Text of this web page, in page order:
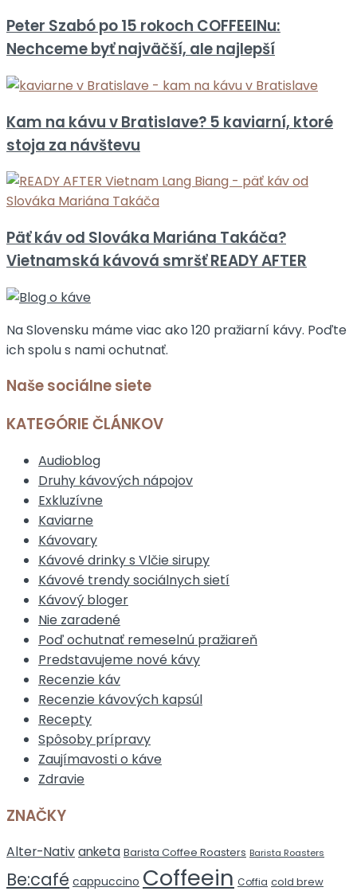
Peter Szabó po 15 rokoch COFFEEINu:
Nechceme byť najväčší, ale najlepší
Kam na kávu v Bratislave? 5 kaviarní, ktoré
stoja za návštevu
Päť káv od Slováka Mariána Takáča?
Vietnamská kávová smršť READY AFTER
Na Slovensku máme viac ako 120 pražiarní kávy. Poďte
ich spolu s nami ochutnať.
Naše sociálne siete
KATEGÓRIE ČLÁNKOV
Audioblog
Druhy kávových nápojov
Exkluzívne
Kaviarne
Kávovary
Kávové drinky s Vlčie sirupy
Kávové trendy sociálnych sietí
Kávový bloger
Nie zaradené
Poď ochutnať remeselnú pražiareň
Predstavujeme nové kávy
Recenzie káv
Recenzie kávových kapsúl
Recepty
Spôsoby prípravy
Zaujímavosti o káve
Zdravie
ZNAČKY
Alter-Nativanketa Barista Coffee Roasters Barista Roasters
Be:café cappuccino Coffeein Coffia cold brew